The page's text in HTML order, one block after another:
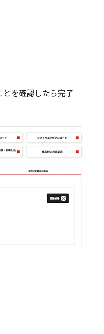
を確認したら完了